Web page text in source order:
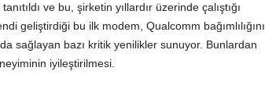
ve bu, şirketin yıllardır üzerinde çalıştığı
geliştirdiği bu ilk modem, Qualcomm bağımlılığını
sağlayan bazı kritik yenilikler sunuyor. Bunlardan
iyileştirilmesi.